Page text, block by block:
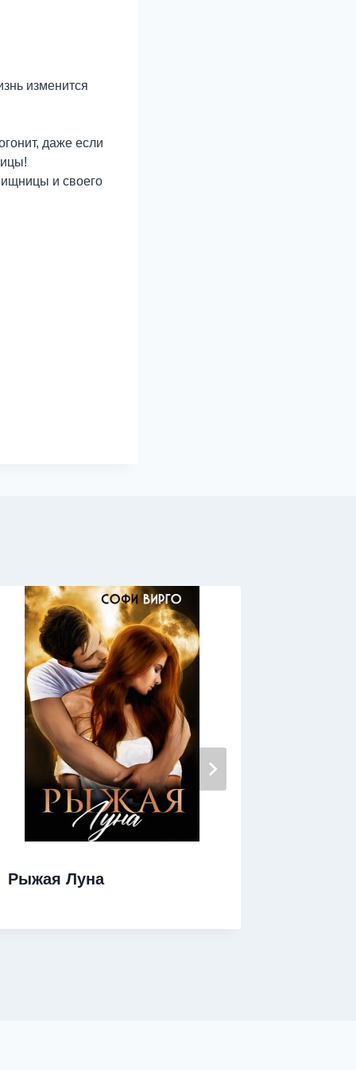
изменится
даже если
и своего
Рыжая Луна